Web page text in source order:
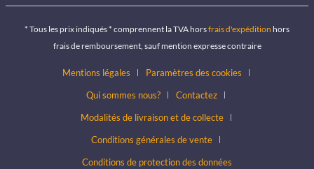
* Tous les prix indiqués * comprennent la TVA horsfrais d'expédition hors
frais de remboursement, sauf mention expresse contraire
Mentions légales
Paramètres des cookies
Qui sommes nous?
Contactez
Modalités de livraison et de collecte
Conditions générales de vente
Conditions de protection des données